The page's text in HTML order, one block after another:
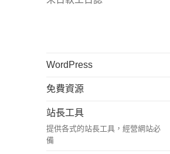
WordPress
免費資源
站長工具
提供各式的站長工具，經營網站必
備